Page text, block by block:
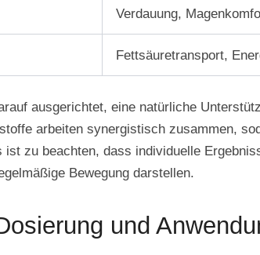
Verdauung,
Fettsäuretransport,
ausgerichtet, eine natürliche
arbeiten synergistisch zusammen,
ist zu beachten, dass individuelle
Bewegung darstellen.
und